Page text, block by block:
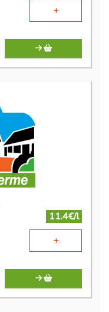
+
11.4€/l
+